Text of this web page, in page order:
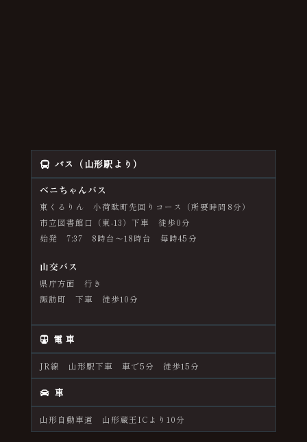
バス（山形駅より）
ベニちゃんバス
東くるりん 小荷駄町先回りコース（所要時間8分）
市立図書館口（東-13）下車 徒歩0分
始発 7:37 8時台～18時台 毎時45分
山交バス
県庁方面 行き
諏訪町 下車 徒歩10分
電 車
JR線 山形駅下車 車で5分 徒歩15分
車
山形自動車道 山形蔵王ICより10分